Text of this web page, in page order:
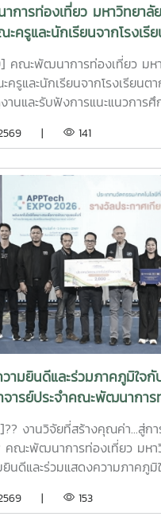
ารท่องเที่ยว มหาวิทยาลัย
ครูและนักเรียนจากโรงเรี
าศึกษาดูงานและรับฟังการแน
กษา
คณะพัฒนาการท่องเที่ยว มหา
รูและนักเรียนจากโรงเรียนต
านและรับฟังการแนะแนวการ
วิทยาลัยแม่โจ้การศึกษาดูงาน
รียนการสอน ตลอดจนแนวทา
งเที่ยว พร้อมทั้งแลกเปลี่ยน
จในการวางแผนศึกษาต่อใน
ขอบคุณคณะครูและนักเรียนจา
เกียรติเข้าเยี่ยมชมและศึกษา
ว่าจะได้มีโอกาสต้อนรับทุกท่า
ฒนาการท่องเที่ยว#ท่องเที่ยว
2569 | 141
ามยินดีและร่วมภาคภูมิใ
จารย์ประจำคณะพัฒนาการ
จัยได้รับ 4 รางวัล จากเวทีระ
Expo 2026 : พลังเทคโนโ
งานวิจัยที่สร้างคุณค่า...สู่
คณะพัฒนาการท่องเที่ยว มหา
ยินดีและร่วมแสดงความภาค
บ 4 รางวัล จากเวที
2569 | 153